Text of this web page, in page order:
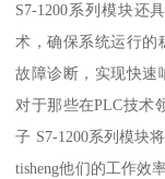
S7-1200系列模块还
术，确保系统运行的
故障诊断，实现快速
对于那些在PLC技术
子 S7-1200系列模块
tisheng他们的工作效